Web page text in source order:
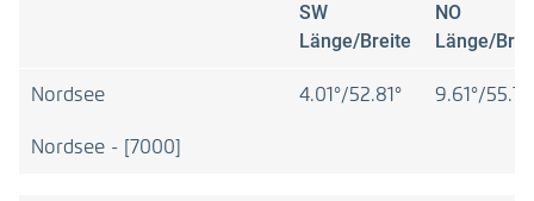
SW
Länge/Breite
NO
Länge/
Nordsee 4.01°/52.81° 9.61°/
Nordsee - [7000]